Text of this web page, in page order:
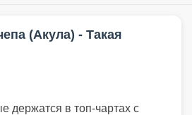
(Акула) - Такая
держатся в топ-чартах с